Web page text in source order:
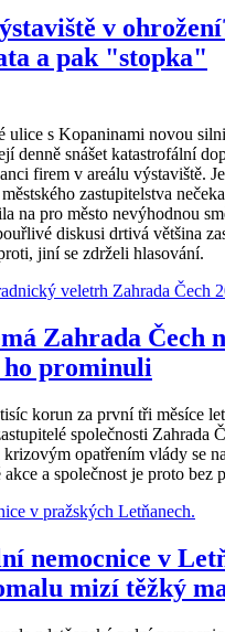
v
a pak "stopka"
ulice s Kopaninami novou
denně snášet katastrofální
firem v areálu výstaviště.
zastupitelstva
na pro město nevýhodnou
diskusi drtivá většina
jiní se zdrželi hlasování.
Zahrada Čech
prominuli
korun za první tři měsíce
společnosti Zahrada
opatřením vlády se
a společnost je proto bez
nemocnice v
mizí těžký